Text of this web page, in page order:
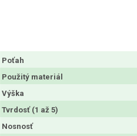
Poťah
Použitý materiál
Výška
Tvrdosť (1 až 5)
Nosnosť